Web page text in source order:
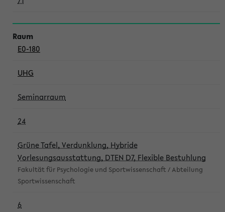
E0-180
UHG
Seminarraum
24
Grüne Tafel, Verdunklung, Hybride
Vorlesungsausstattung, DTEN D7, Flexible Bestuhlung
Fakultät für Psychologie und Sportwissenschaft / Abteilung
Sportwissenschaft
6